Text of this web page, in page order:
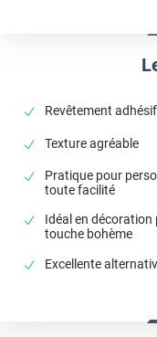
Revêtement
Texture agréable
Pratique pour
toute facilité
Idéal en
touche bohème
Excellente